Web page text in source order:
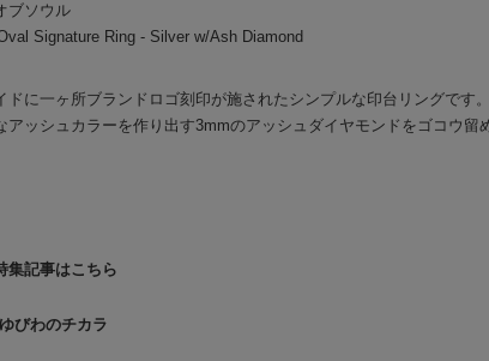
ブソウル
Signature Ring - Silver w/Ash Diamond
ドに一ヶ所ブランドロゴ刻印が施されたシンプルな印台リングで
アッシュカラーを作り出す3mmのアッシュダイヤモンドをゴコウ
集記事はこちら
ゆびわのチカラ